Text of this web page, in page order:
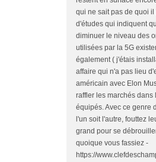
qui ne sait pas de quoi
d'études qui indiquent
diminuer le niveau des
utilisées par la 5G
également ( j'étais
affaire qui n'a pas lieu
américain avec Elon
raffler les marchés dans
équipés. Avec ce genre
l'un soit l'autre, fouttez
grand pour se
quoique vous fassiez -
https://